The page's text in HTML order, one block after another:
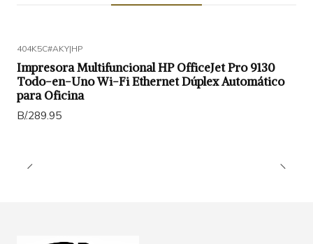
404K5C#AKY|HP
Impresora Multifuncional HP OfficeJet Pro 9130
Todo-en-Uno Wi-Fi Ethernet Dúplex Automático
para Oficina
B/.289.95